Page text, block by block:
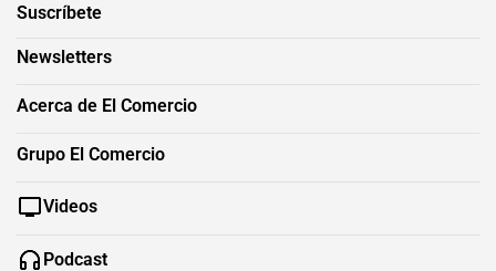
Suscríbete
Newsletters
Acerca de El Comercio
Grupo El Comercio
Videos
Podcast